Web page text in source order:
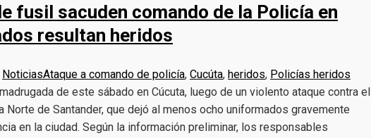
fusil sacuden comando de la Policía en
resultan heridos
NoticiasAtaque a comando de policía, Cucúta, heridos, Policías heridos
de este sábado en Cúcuta, luego de un violento ataque contra el
de Santander, que dejó al menos ocho uniformados gravemente
en la ciudad. Según la información preliminar, los responsables